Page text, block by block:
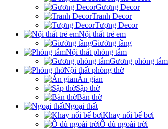
Gương Decor
Tranh Decor
Tượng Decor
Nội thất trẻ em
Giường tầng
Nội thất phòng tắm
Gương phòng tắm
Nội thất phòng thờ
Án gian
Sập thờ
Bàn thờ
Ngoại thất
Khay nổi bể bơi
Ô dù ngoài trời